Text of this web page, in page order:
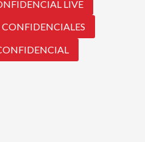
LIVE